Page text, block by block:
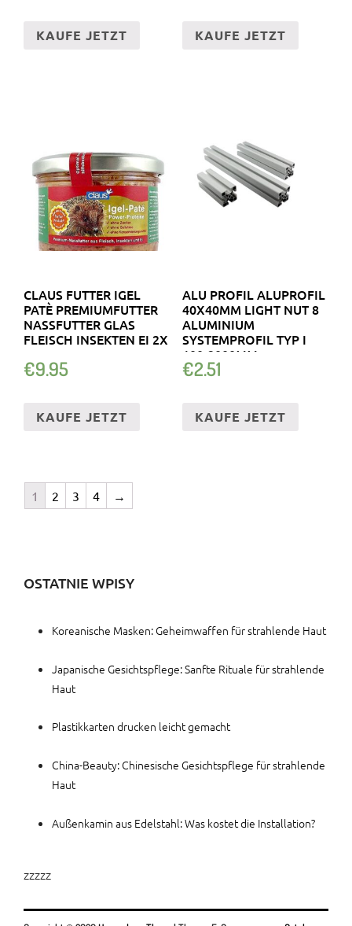
KAUFE JETZT KAUFE JETZT
CLAUS FUTTER IGEL
PATÈ PREMIUMFUTTER
NASSFUTTER GLAS
FLEISCH INSEKTEN EI 2X
€9.95
KAUFE JETZT
ALU PROFIL ALUPROFIL
40X40MM LIGHT NUT 8
ALUMINIUM
SYSTEMPROFIL TYP I
100-2000MM
€2.51
KAUFE JETZT
1 2 3 4 →
OSTATNIE WPISY
Koreanische Masken: Geheimwaffen für strahlende Haut
Japanische Gesichtspflege: Sanfte Rituale für strahlende
Haut
Plastikkarten drucken leicht gemacht
China-Beauty: Chinesische Gesichtspflege für strahlende
Haut
Außenkamin aus Edelstahl: Was kostet die Installation?
zzzzz